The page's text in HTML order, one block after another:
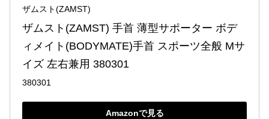
ザムスト(ZAMST)
ザムスト(ZAMST) 手首 薄型サポーター ボデ
ィメイト(BODYMATE)手首 スポーツ全般 Mサ
イズ 左右兼用 380301
380301
Amazonで見る